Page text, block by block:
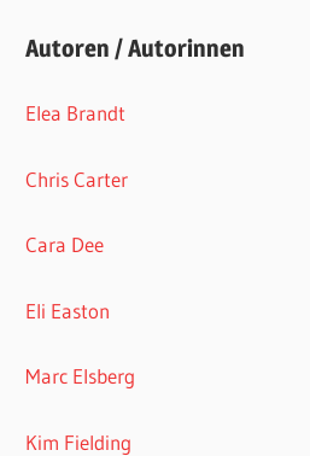
Autoren / Autorinnen
Elea Brandt
Chris Carter
Cara Dee
Eli Easton
Marc Elsberg
Kim Fielding